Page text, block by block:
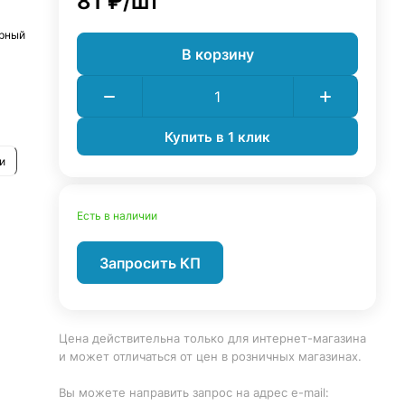
В корзину
Купить в 1 клик
Есть в наличии
Запросить КП
Цена действительна только для интернет-магазина
и может отличаться от цен в розничных магазинах.
Вы можете направить запрос на адрес e-mail: